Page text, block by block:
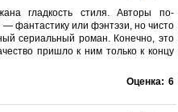
гладкость стиля. Авторы по-
фантастику или фэнтэзи, но чисто
сериальный роман. Конечно, это
пришло к ним только к концу
Оценка: 6